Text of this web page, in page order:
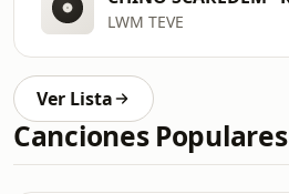
LWM TEVE
Ver Lista
Canciones Populares